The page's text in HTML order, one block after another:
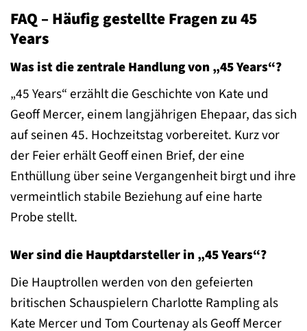
FAQ – Häufig gestellte Fragen zu 45
Years
Was ist die zentrale Handlung von „45 Years“?
„45 Years“ erzählt die Geschichte von Kate und
Geoff Mercer, einem langjährigen Ehepaar, das sich
auf seinen 45. Hochzeitstag vorbereitet. Kurz vor
der Feier erhält Geoff einen Brief, der eine
Enthüllung über seine Vergangenheit birgt und ihre
vermeintlich stabile Beziehung auf eine harte
Probe stellt.
Wer sind die Hauptdarsteller in „45 Years“?
Die Hauptrollen werden von den gefeierten
britischen Schauspielern Charlotte Rampling als
Kate Mercer und Tom Courtenay als Geoff Mercer